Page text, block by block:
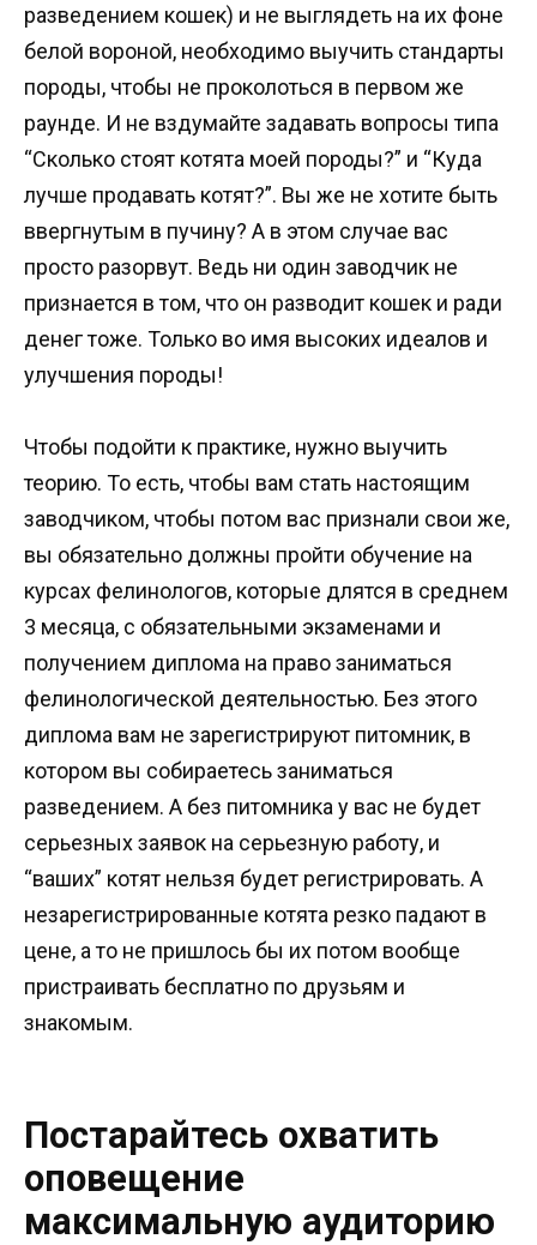
разведением кошек) и не выглядеть на их фоне
белой вороной, необходимо выучить стандарты
породы, чтобы не проколоться в первом же
раунде. И не вздумайте задавать вопросы типа
“Сколько стоят котята моей породы?” и “Куда
лучше продавать котят?”. Вы же не хотите быть
ввергнутым в пучину? А в этом случае вас
просто разорвут. Ведь ни один заводчик не
признается в том, что он разводит кошек и ради
денег тоже. Только во имя высоких идеалов и
улучшения породы!
Чтобы подойти к практике, нужно выучить
теорию. То есть, чтобы вам стать настоящим
заводчиком, чтобы потом вас признали свои же,
вы обязательно должны пройти обучение на
курсах фелинологов, которые длятся в среднем
3 месяца, с обязательными экзаменами и
получением диплома на право заниматься
фелинологической деятельностью. Без этого
диплома вам не зарегистрируют питомник, в
котором вы собираетесь заниматься
разведением. А без питомника у вас не будет
серьезных заявок на серьезную работу, и
“ваших” котят нельзя будет регистрировать. А
незарегистрированные котята резко падают в
цене, а то не пришлось бы их потом вообще
пристраивать бесплатно по друзьям и
знакомым.
Постарайтесь охватить
оповещение
максимальную аудиторию